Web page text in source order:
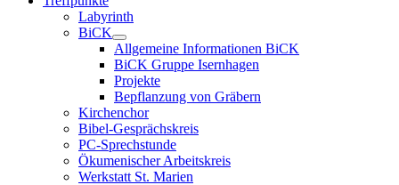
Labyrinth
BiCK
Allgemeine Informationen BiCK
BiCK Gruppe Isernhagen
Projekte
Bepflanzung von Gräbern
Kirchenchor
Bibel-Gesprächskreis
PC-Sprechstunde
Ökumenischer Arbeitskreis
Werkstatt St. Marien